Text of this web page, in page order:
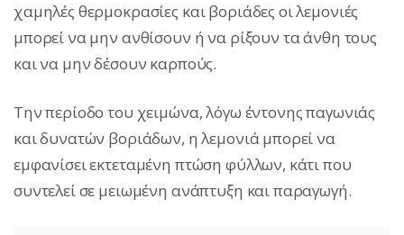
χαμηλές θερμοκρασίες και βοριάδες οι λεμονιές
μπορεί να μην ανθίσουν ή να ρίξουν τα άνθη τους
και να μην δέσουν καρπούς.
Την περίοδο του χειμώνα, λόγω έντονης παγωνιάς
και δυνατών βοριάδων, η λεμονιά μπορεί να
εμφανίσει εκτεταμένη πτώση φύλλων, κάτι που
συντελεί σε μειωμένη ανάπτυξη και παραγωγή.